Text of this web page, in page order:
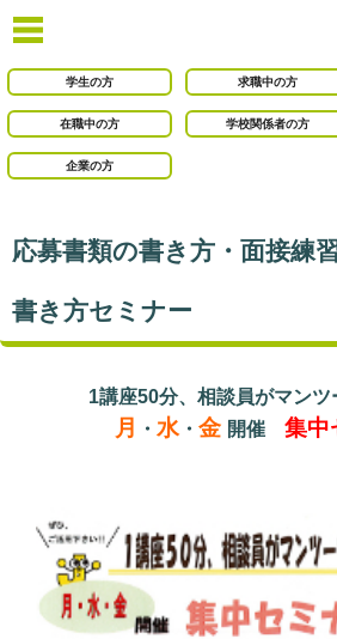
学生の方 求職中の方
在職中の方 学校関係者の方
企業の方
応募書類の書き方・面接練
書き方セミナー
1講座50分、相談員がマンツ
月 ・ 水・ 金 開催 集中